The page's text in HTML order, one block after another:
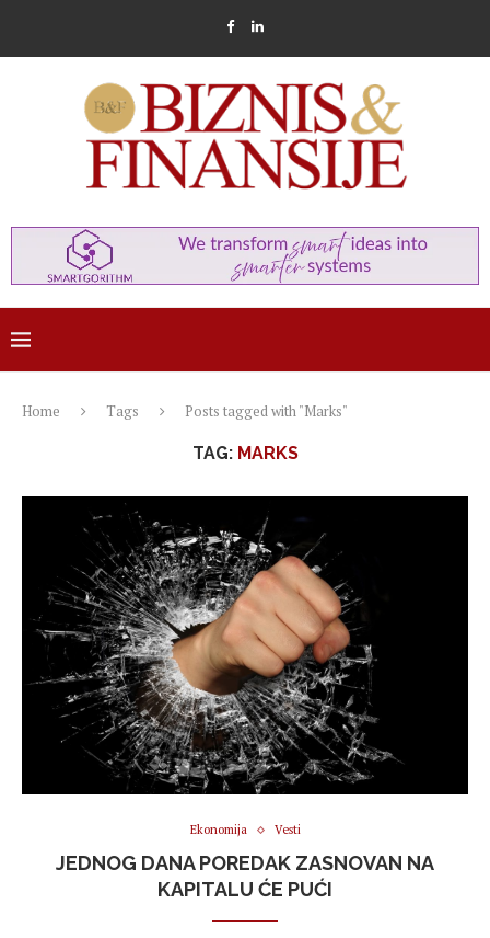
Home Tags Posts tagged with "Marks"
TAG: MARKS
Ekonomija Vesti
JEDNOG DANA POREDAK ZASNOVAN NA
KAPITALU ĆE PUĆI